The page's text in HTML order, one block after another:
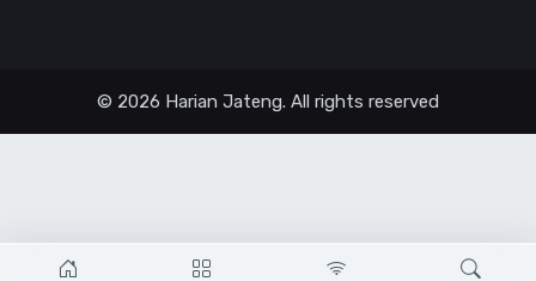
© 2026 Harian Jateng. All rights reserved